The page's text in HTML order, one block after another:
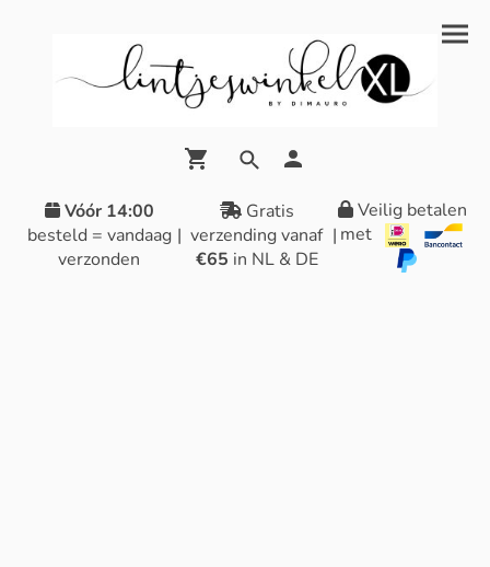
Vóór 14:00
besteld = vandaag
verzonden
|
Gratis
verzending vanaf
€65 in NL & DE
|
Veilig betalen
met